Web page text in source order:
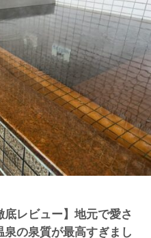
レビュー】地元で愛さ
の泉質が最高すぎまし